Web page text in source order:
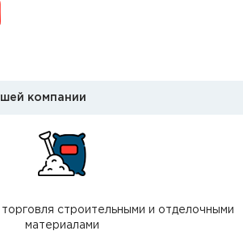
компании
строительными и отделочными
материалами